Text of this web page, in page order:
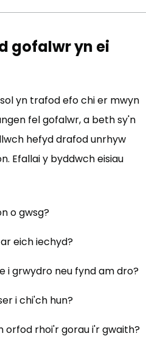
gofalwr yn ei
yn trafod efo chi er mwyn
fel gofalwr, a beth sy'n
hefyd drafod unrhyw
Efallai y byddwch eisiau
o gwsg?
eich iechyd?
i grwydro neu fynd am dro?
i chi'ch hun?
orfod rhoi'r gorau i'r gwaith?